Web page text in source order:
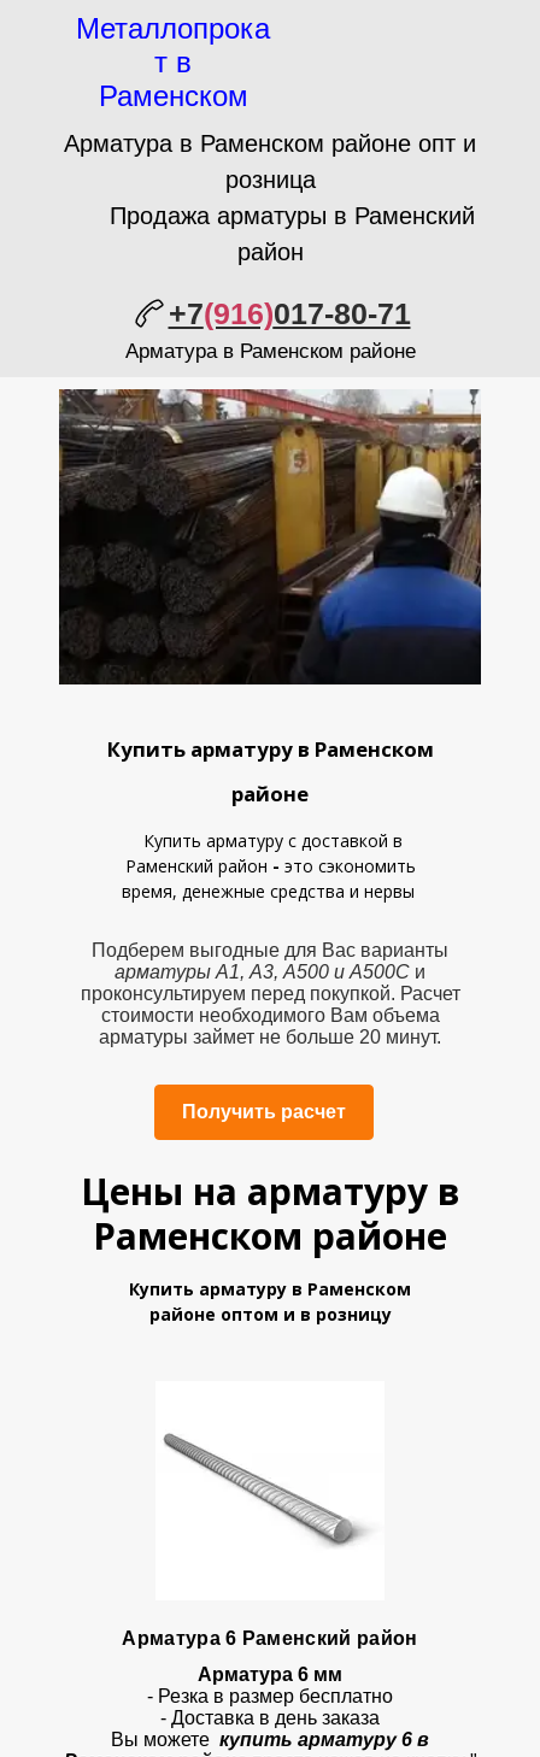
Металлопрока
т в
Раменском
Арматура в Раменском районе опт и
розница
Продажа арматуры в Раменский
район
+7(916)017-80-71
Арматура в Раменском районе
Купить арматуру в Раменском
районе
Купить арматуру с доставкой в
Раменский район - это сэкономить
время, денежные средства и нервы
Подберем выгодные для Вас варианты
арматуры А1, А3, А500 и А500С и
проконсультируем перед покупкой. Расчет
стоимости необходимого Вам объема
арматуры займет не больше 20 минут.
Получить расчет
Цены на арматуру в
Раменском районе
Купить арматуру в Раменском
районе оптом и в розницу
Арматура 6 Раменский район
Арматура 6 мм
- Резка в размер бесплатно
- Доставка в день заказа
Вы можете купить арматуру 6 в